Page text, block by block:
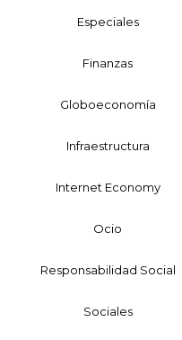
Especiales
Finanzas
Globoeconomía
Infraestructura
Internet Economy
Ocio
Responsabilidad Social
Sociales